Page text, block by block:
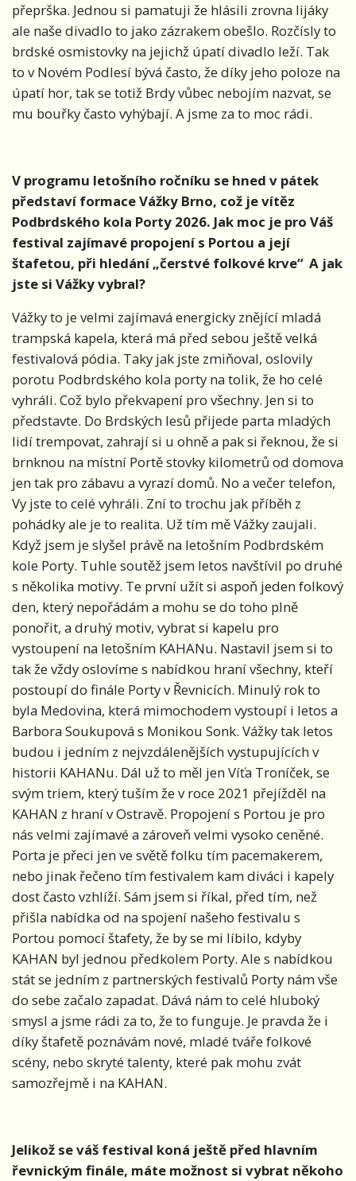
přeprška. Jednou si pamatuji že hlásili zrovna lijáky
ale naše divadlo to jako zázrakem obešlo. Rozčísly to
brdské osmistovky na jejichž úpatí divadlo leží. Tak
to v Novém Podlesí bývá často, že díky jeho poloze na
úpatí hor, tak se totiž Brdy vůbec nebojím nazvat, se
mu bouřky často vyhýbají. A jsme za to moc rádi.
V programu letošního ročníku se hned v pátek
představí formace Vážky Brno, což je vítěz
Podbrdského kola Porty 2026. Jak moc je pro Váš
festival zajímavé propojení s Portou a její
štafetou, při hledání „čerstvé folkové krve“ A jak
jste si Vážky vybral?
Vážky to je velmi zajímavá energicky znějící mladá
trampská kapela, která má před sebou ještě velká
festivalová pódia. Taky jak jste zmiňoval, oslovily
porotu Podbrdského kola porty na tolik, že ho celé
vyhráli. Což bylo překvapení pro všechny. Jen si to
představte. Do Brdských lesů přijede parta mladých
lidí trempovat, zahrají si u ohně a pak si řeknou, že si
brnknou na místní Portě stovky kilometrů od domova
jen tak pro zábavu a vyrazí domů. No a večer telefon,
Vy jste to celé vyhráli. Zní to trochu jak příběh z
pohádky ale je to realita. Už tím mě Vážky zaujali.
Když jsem je slyšel právě na letošním Podbrdském
kole Porty. Tuhle soutěž jsem letos navštívil po druhé
s několika motivy. Te první užít si aspoň jeden folkový
den, který nepořádám a mohu se do toho plně
ponořit, a druhý motiv, vybrat si kapelu pro
vystoupení na letošním KAHANu. Nastavil jsem si to
tak že vždy oslovíme s nabídkou hraní všechny, kteří
postoupí do finále Porty v Řevnicích. Minulý rok to
byla Medovina, která mimochodem vystoupí i letos a
Barbora Soukupová s Monikou Sonk. Vážky tak letos
budou i jedním z nejvzdálenějších vystupujících v
historii KAHANu. Dál už to měl jen Víťa Troníček, se
svým triem, který tuším že v roce 2021 přejížděl na
KAHAN z hraní v Ostravě. Propojení s Portou je pro
nás velmi zajímavé a zároveň velmi vysoko ceněné.
Porta je přeci jen ve světě folku tím pacemakerem,
nebo jinak řečeno tím festivalem kam diváci i kapely
dost často vzhlíží. Sám jsem si říkal, před tím, než
přišla nabídka od na spojení našeho festivalu s
Portou pomocí štafety, že by se mi líbilo, kdyby
KAHAN byl jednou předkolem Porty. Ale s nabídkou
stát se jedním z partnerských festivalů Porty nám vše
do sebe začalo zapadat. Dává nám to celé hluboký
smysl a jsme rádi za to, že to funguje. Je pravda že i
díky štafetě poznávám nové, mladé tváře folkové
scény, nebo skryté talenty, které pak mohu zvát
samozřejmě i na KAHAN.
Jelikož se váš festival koná ještě před hlavním
řevnickým finále, máte možnost si vybrat někoho